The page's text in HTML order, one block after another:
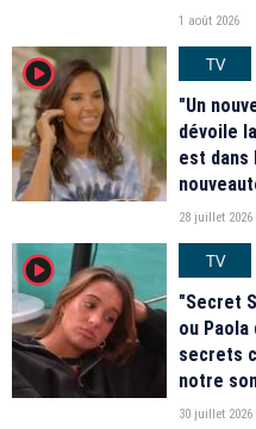
1 août 2026
player2
TV
"Un
dévoile
est dans
28 juillet 2026
player2
TV
"Secret
ou
secrets
notre
30 juillet 2026